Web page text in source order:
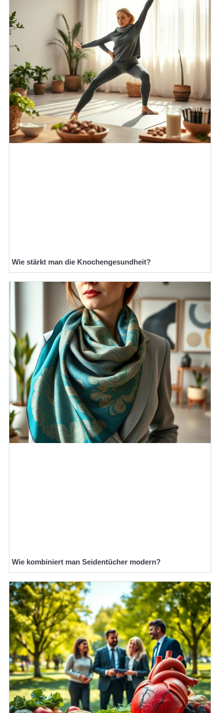
Wie stärkt man die Knochengesundheit?
Wie kombiniert man Seidentücher modern?